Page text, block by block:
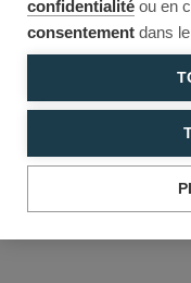
confidentialité ou en
consentement dans